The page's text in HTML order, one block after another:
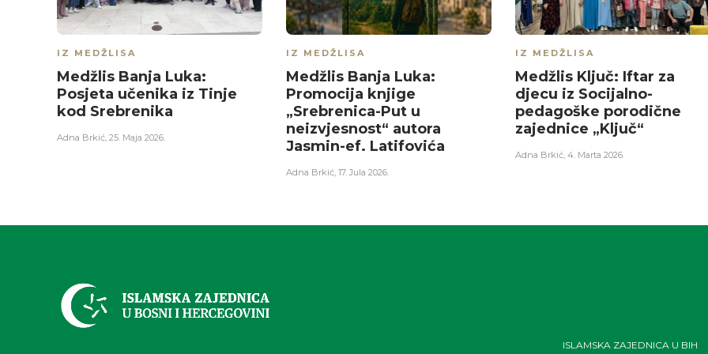
IZ MEDŽLISA
Medžlis Banja Luka:
Posjeta učenika iz Tinje
kod Srebrenika
Adna Brkić, 25. Maja 2026.
IZ MEDŽLISA
Medžlis Banja Luka:
Promocija knjige
„Srebrenica-Put u
neizvjesnost“ autora
Jasmin-ef. Latifovića
Adna Brkić, 17. Jula 2026.
IZ MEDŽLISA
Medžlis Ključ: Iftar za
djecu iz Socijalno-
pedagoške porodične
zajednice „Ključ“
Adna Brkić, 4. Marta 2026.
ISLAMSKA ZAJEDNICA U BIH